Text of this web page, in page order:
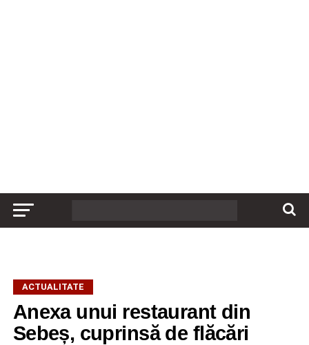
ACTUALITATE
Anexa unui restaurant din
Sebeș, cuprinsă de flăcări